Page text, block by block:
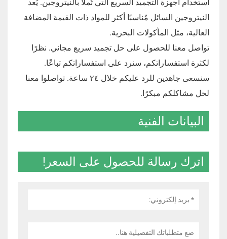
استخدام أجهزة التجميد السريع التي تُملأ بالنيتروجين. يُعد
النيتروجين السائل مُناسبًا أكثر للمواد ذات القيمة المضافة
العالية، مثل المأكولات البحرية.
تواصل معنا للحصول على حل تجميد سريع مجاني. نظرًا
لكثرة استفساراتكم، سنرد على استفساراتكم تباعًا.
سنسعى جاهدين للرد عليكم خلال ٢٤ ساعة. تواصلوا معنا
لحل مشاكلكم مبكرًا.
البيانات الفنية
اترك رسالة للحصول على السعر!